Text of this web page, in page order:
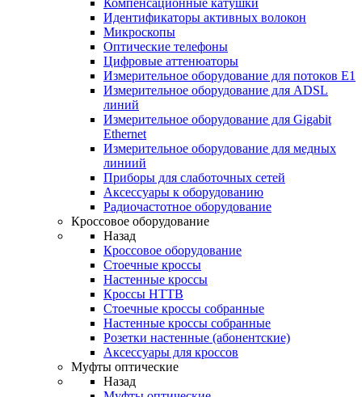
Компенсационные катушки
Идентификаторы активных волокон
Микроскопы
Оптические телефоны
Цифровые аттенюаторы
Измерительное оборудование для потоков Е1
Измерительное оборудование для ADSL
линий
Измерительное оборудование для Gigabit
Ethernet
Измерительное оборудование для медных
линиий
Приборы для слаботочных сетей
Аксессуары к оборудованию
Радиочастотное оборудование
Кроссовое оборудование
Назад
Кроссовое оборудование
Стоечные кроссы
Настенные кроссы
Кроссы HTTB
Стоечные кроссы собранные
Настенные кроссы собранные
Розетки настенные (абонентские)
Аксессуары для кроссов
Муфты оптические
Назад